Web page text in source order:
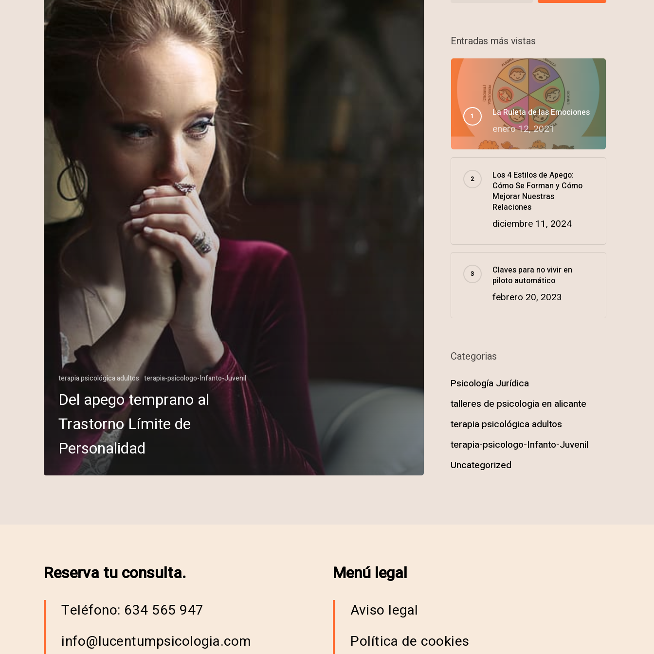
terapia psicológica adultos terapia-psicologo-Infanto-Juvenil
Del apego temprano al
Trastorno Límite de
Personalidad
Entradas más vistas
La Ruleta de las Emociones
enero 12, 2021
Los 4 Estilos de Apego:
Cómo Se Forman y Cómo
Mejorar Nuestras
Relaciones
diciembre 11, 2024
Claves para no vivir en
piloto automático
febrero 20, 2023
Categorias
Psicología Jurídica
talleres de psicologia en alicante
terapia psicológica adultos
terapia-psicologo-Infanto-Juvenil
Uncategorized
Reserva tu consulta.
Teléfono: 634 565 947
info@lucentumpsicologia.com
Menú legal
Aviso legal
Política de cookies